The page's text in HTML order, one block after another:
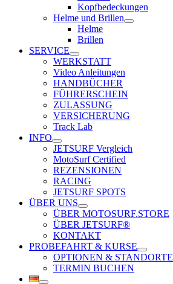
Kopfbedeckungen
Helme und Brillen
Helme
Brillen
SERVICE
WERKSTATT
Video Anleitungen
HANDBÜCHER
FÜHRERSCHEIN
ZULASSUNG
VERSICHERUNG
Track Lab
INFO
JETSURF Vergleich
MotoSurf Certified
REZENSIONEN
RACING
JETSURF SPOTS
ÜBER UNS
ÜBER MOTOSURF.STORE
ÜBER JETSURF®
KONTAKT
PROBEFAHRT & KURSE
OPTIONEN & STANDORTE
TERMIN BUCHEN